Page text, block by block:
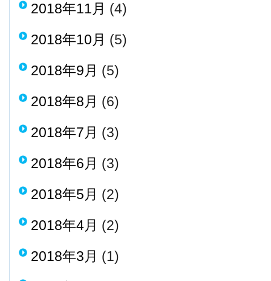
2018年11月 (4)
2018年10月 (5)
2018年9月 (5)
2018年8月 (6)
2018年7月 (3)
2018年6月 (3)
2018年5月 (2)
2018年4月 (2)
2018年3月 (1)